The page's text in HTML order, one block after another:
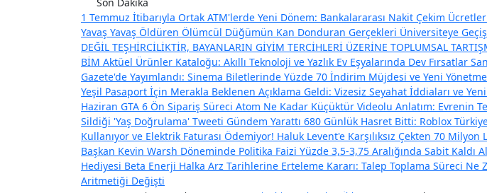
1 Temmuz İtibarıyla Ortak ATM'lerde Yeni Dönem: Bankalararası Nakit Çekim
Yavaş Yavaş Öldüren Ölümcül Düğümün Kan Donduran Gerçekleri Üniversiteye
DEĞİL TEŞHİRCİLİKTİR, BAYANLARIN GİYİM TERCİHLERİ ÜZERİNE TOPLUMSAL
BİM Aktüel Ürünler Kataloğu: Akıllı Teknoloji ve Yazlık Ev Eşyalarında Dev Fırsatlar
Gazete'de Yayımlandı: Sinema Biletlerinde Yüzde 70 İndirim Müjdesi ve Yeni
Yeşil Pasaport İçin Merakla Beklenen Açıklama Geldi: Vizesiz Seyahat İddiaları ve
Haziran GTA 6 Ön Sipariş Süreci Atom Ne Kadar Küçüktür Videolu Anlatım: Evrenin
Sildiği 'Yaş Doğrulama' Tweeti Gündem Yarattı 680 Günlük Hasret Bitti: Roblox
Kullanıyor ve Elektrik Faturası Ödemiyor! Haluk Levent'e Karşılıksız Çekten 70 Milyon
Başkan Kevin Warsh Döneminde Politika Faizi Yüzde 3,5-3,75 Aralığında Sabit Kaldı
Hediyesi Beta Enerji Halka Arz Tarihlerine Erteleme Kararı: Talep Toplama Süreci Ne
Aritmetiği Değişti